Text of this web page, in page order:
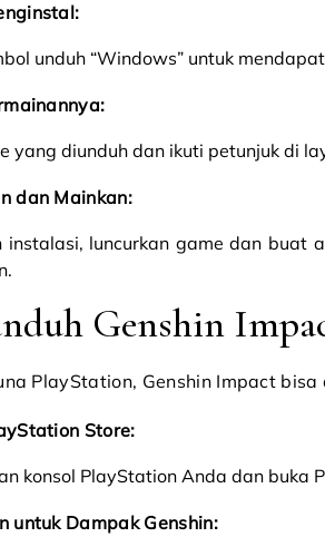
unduh “Windows” untuk
yang diunduh dan ikuti petunjuk di
dan Mainkan:
instalasi, luncurkan game dan buat
Genshin
PlayStation, Genshin Impact
Store:
konsol PlayStation Anda dan buka
untuk Dampak Genshin: